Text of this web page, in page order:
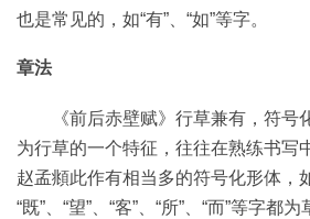
也是常见的，如“有”、“如”等字。
章法
《前后赤壁赋》行草兼有，符号
为行草的一个特征，往往在熟练书写
赵孟頫此作有相当多的符号化形体，
“既”、“望”、“客”、“所”、“而”等字都